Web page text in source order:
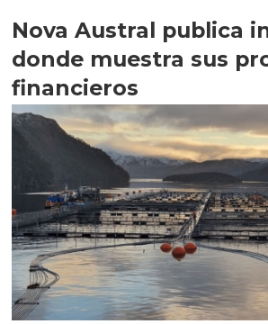
Nova Austral publica
donde muestra sus
financieros